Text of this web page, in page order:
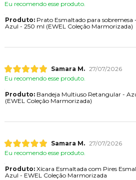
Eu recomendo esse produto.
Produto:Prato Esmaltado para sobremesa
Azul - 250 ml (EWEL Coleção Marmorizada)
Samara M. 27/07/2026
Eu recomendo esse produto.
Produto:Bandeja Multiuso Retangular -
(EWEL Coleção Marmorizada)
Samara M. 27/07/2026
Eu recomendo esse produto.
Produto:Xícara Esmaltada com Pires
Azul - EWEL Coleção Marmorizada